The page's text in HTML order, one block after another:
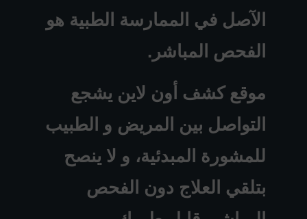
الآصل في الممارسة الطبية هو
الفحص المباشر.
موقع كشف أون لاين يشجع
التواصل بين المريض و الطبيب
للمشورة المبدئية، و لا ينصح
بتلقي العلاج دون الفحص